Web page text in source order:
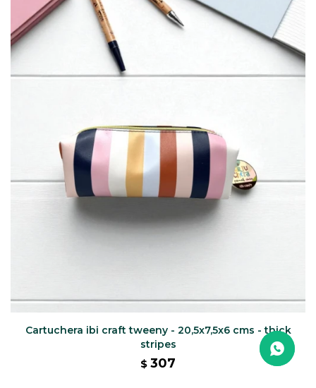
Cartuchera ibi craft tweeny - 20,5x7,5x6 cms - thick
stripes
$ 307